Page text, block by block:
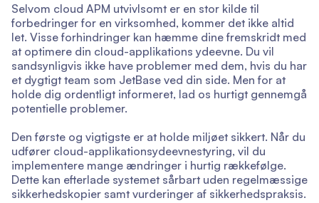
Selvom cloud APM utvivlsomt er en stor kilde til
forbedringer for en virksomhed, kommer det ikke altid
let. Visse forhindringer kan hæmme dine fremskridt med
at optimere din cloud-applikations ydeevne. Du vil
sandsynligvis ikke have problemer med dem, hvis du har
et dygtigt team som JetBase ved din side. Men for at
holde dig ordentligt informeret, lad os hurtigt gennemgå
potentielle problemer.
Den første og vigtigste er at holde miljøet sikkert. Når du
udfører cloud-applikationsydeevnestyring, vil du
implementere mange ændringer i hurtig rækkefølge.
Dette kan efterlade systemet sårbart uden regelmæssige
sikkerhedskopier samt vurderinger af sikkerhedspraksis.